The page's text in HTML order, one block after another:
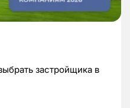
застройщика в